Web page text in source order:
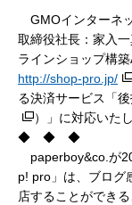
GMOインターネ
取締役社長：家入
ラインショップ構
http://shop-pro.jp/
る決済サービス「
）」に対応いた
◆ ◆ ◆
paperboy&co.が
p! pro」は、ブログ
店することができ